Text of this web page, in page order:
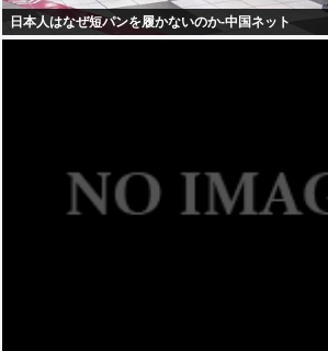
日本人はなぜ短パンを履かないのか-中国ネット